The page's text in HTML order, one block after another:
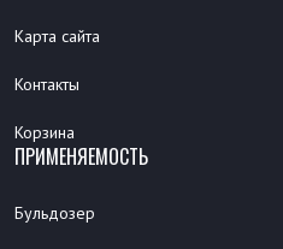
Карта сайта
Контакты
Корзина
ПРИМЕНЯЕМОСТЬ
Бульдозер